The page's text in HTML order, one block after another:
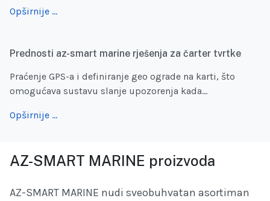
Opširnije …
Prednosti az-smart marine rješenja za čarter tvrtke
Praćenje GPS-a i definiranje geo ograde na karti, što
omogućava sustavu slanje upozorenja kada...
Opširnije …
AZ-SMART MARINE proizvoda
AZ-SMART MARINE nudi sveobuhvatan asortiman